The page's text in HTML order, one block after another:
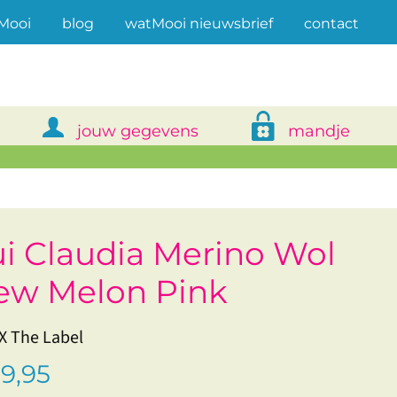
(current)
blog watMooi nieuwsbrief contact
jouw gegevens mandje
Claudia Merino Wol
Melon Pink
The Label